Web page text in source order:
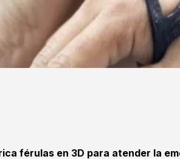
férulas en 3D para atender la